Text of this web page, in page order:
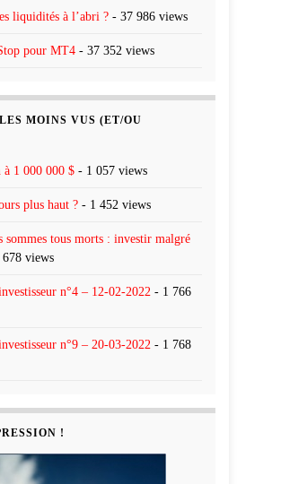
liquidités à l’abri ? - 37 986 views
pour MT4 - 37 352 views
MOINS VUS (ET/OU
1 000 000 $ - 1 057 views
plus haut ? - 1 452 views
sommes tous morts : investir malgré
views
n°4 – 12-02-2022 - 1 766
n°9 – 20-03-2022 - 1 768
!